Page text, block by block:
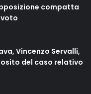
compatta
Vincenzo Servalli,
del caso relativo